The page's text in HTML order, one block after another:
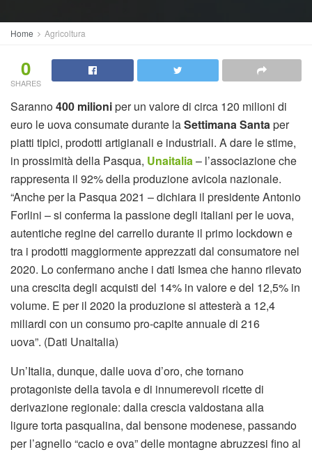
Home Agricoltura
0
SHARES
Saranno400 milioniper un valore di circa 120 milioni di
euro le uova consumate durante laSettimana Santaper
piatti tipici, prodotti artigianali e industriali. A dare le stime,
in prossimità della Pasqua, Unaitalia– l’associazione che
rappresenta il 92% della produzione avicola nazionale.
“Anche per la Pasqua 2021 – dichiara il presidente Antonio
Forlini – si conferma la passione degli italiani per le uova,
autentiche regine del carrello durante il primo lockdown e
tra i prodotti maggiormente apprezzati dal consumatore nel
2020. Lo confermano anche i dati Ismea che hanno rilevato
una crescita degli acquisti del 14% in valore e del 12,5% in
volume. E per il 2020 la produzione si attesterà a 12,4
miliardi con un consumo pro-capite annuale di 216
uova”. (Dati Unaitalia)
Un’Italia, dunque, dalle uova d’oro, che tornano
protagoniste della tavola e di innumerevoli ricette di
derivazione regionale: dalla crescia valdostana alla
ligure torta pasqualina, dal bensone modenese, passando
per l’agnello “cacio e ova” delle montagne abruzzesi fino al